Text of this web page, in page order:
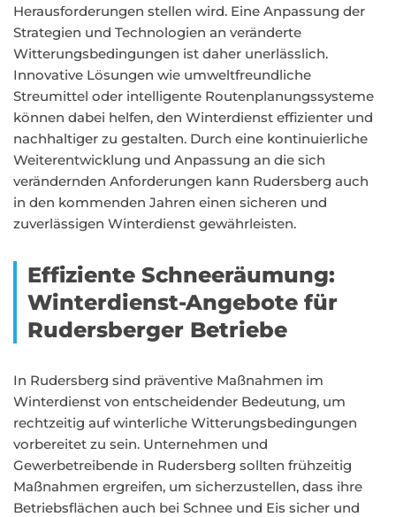
Herausforderungen stellen wird. Eine Anpassung der
Strategien und Technologien an veränderte
Witterungsbedingungen ist daher unerlässlich.
Innovative Lösungen wie umweltfreundliche
Streumittel oder intelligente Routenplanungssysteme
können dabei helfen, den Winterdienst effizienter und
nachhaltiger zu gestalten. Durch eine kontinuierliche
Weiterentwicklung und Anpassung an die sich
verändernden Anforderungen kann Rudersberg auch
in den kommenden Jahren einen sicheren und
zuverlässigen Winterdienst gewährleisten.
Effiziente Schneeräumung:
Winterdienst-Angebote für
Rudersberger Betriebe
In Rudersberg sind präventive Maßnahmen im
Winterdienst von entscheidender Bedeutung, um
rechtzeitig auf winterliche Witterungsbedingungen
vorbereitet zu sein. Unternehmen und
Gewerbetreibende in Rudersberg sollten frühzeitig
Maßnahmen ergreifen, um sicherzustellen, dass ihre
Betriebsflächen auch bei Schnee und Eis sicher und